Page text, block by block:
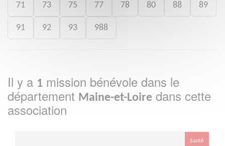
71 73 75 77 78 80 88 89
91 92 93 988
Il y a 1 mission bénévole dans le
département Maine-et-Loire dans cette
association
Santé